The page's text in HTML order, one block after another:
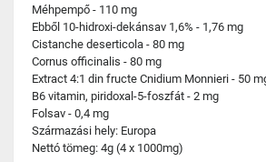
Méhpempő - 110 mg
Ebből 10-hidroxi-dekánsav 1,6% - 1,76 mg
Cistanche deserticola - 80 mg
Cornus officinalis - 80 mg
Extract 4:1 din fructe Cnidium Monnieri - 50
B6 vitamin, piridoxal-5-foszfát - 2 mg
Folsav - 0,4 mg
Származási hely: Europa
Nettó tömeg: 4g (4 x 1000mg)